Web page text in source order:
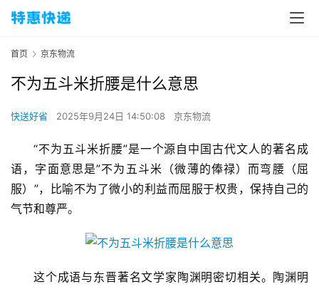
首页 京东物流
不为五斗米折腰是什么意思
快送好省 2025年9月24日 14:50:08 京东物流
“不为五斗米折腰”是一个源自中国古代文人的著名成
语，字面意思是”不为五斗米（微薄的俸禄）而弯腰（屈
服）”，比喻不为了微小的利益而屈服于权贵，保持自己的
气节和尊严。
这个成语与东晋著名文学家陶渊明密切相关。陶渊明